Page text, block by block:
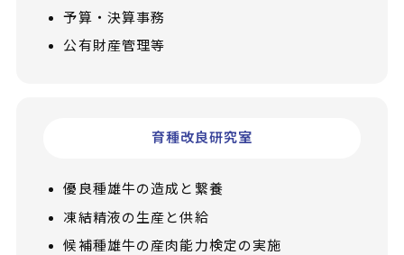
予算・決算事務
公有財産管理等
育種改良研究室
優良種雄牛の造成と繋養
凍結精液の生産と供給
候補種雄牛の産肉能力検定の実施